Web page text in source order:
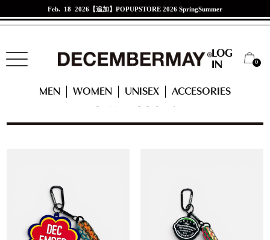
Jan. 21 2026江口紗代選手来店イベント
LOG
IN
0
MEN WOMEN UNISEX ACCESORIES
ACCESSORIES CATEGORY OTHER GOODS